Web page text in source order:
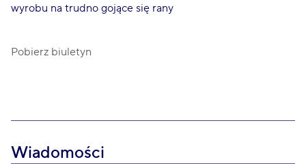
wyrobu na trudno gojące się rany
Pobierz biuletyn
Wiadomości